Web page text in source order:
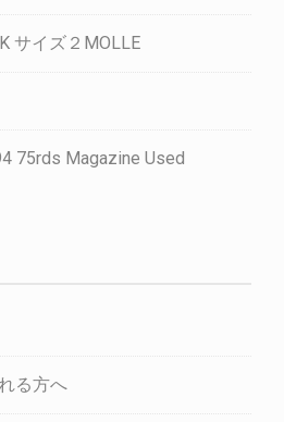
サイズ２MOLLE
75rds Magazine Used
る方へ